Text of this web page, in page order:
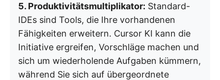
5. Produktivitätsmultiplikator: Standard-
IDEs sind Tools, die Ihre vorhandenen
Fähigkeiten erweitern. Cursor KI kann die
Initiative ergreifen, Vorschläge machen und
sich um wiederholende Aufgaben kümmern,
während Sie sich auf übergeordnete